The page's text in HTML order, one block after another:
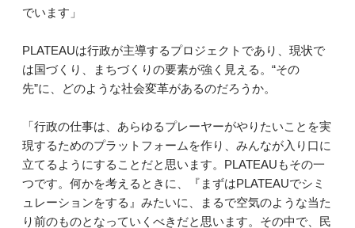
でいます」
PLATEAUは行政が主導するプロジェクトであり、現状で
は国づくり、まちづくりの要素が強く見える。“その
先”に、どのような社会変革があるのだろうか。
「行政の仕事は、あらゆるプレーヤーがやりたいことを実
現するためのプラットフォームを作り、みんなが入り口に
立てるようにすることだと思います。PLATEAUもその一
つです。何かを考えるときに、『まずはPLATEAUでシミ
ュレーションをする』みたいに、まるで空気のような当た
り前のものとなっていくべきだと思います。その中で、民